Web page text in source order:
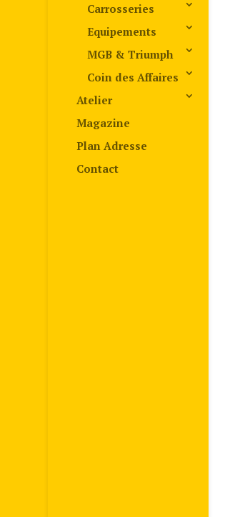
Carrosseries
Equipements
MGB & Triumph
Coin des Affaires
Atelier
Magazine
Plan Adresse
Contact